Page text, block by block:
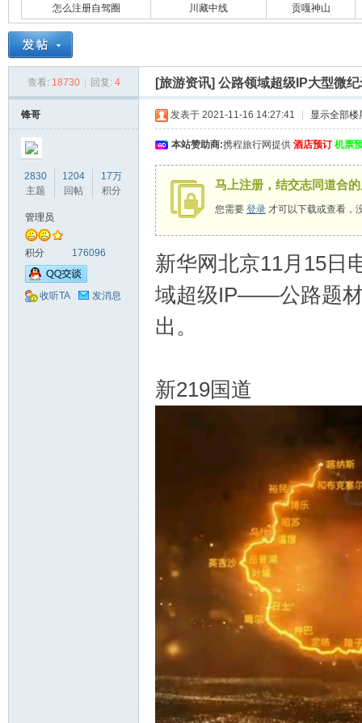
索
自 » › › ›
怎么注册自驾圈
川藏中线 贡嘎神山
查看: 18730 回复: 4 [旅游资讯] 公路领域超级IP大型微
锋哥
2830
主题
1204
回帖
17万
积分
管理员
积分 176096
收听TA 发消息
发表于 2021-11-16 14:27:41 显示全部楼
本站赞助商:携程旅行网提供 酒店预订 机票
马上注册，结交志同道合
您需要 登录 才可以下载或查看，
新华网北京11月15日
域超级IP——公路题材
出。
新219国道